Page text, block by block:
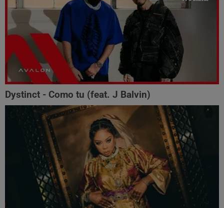
Dystinct - Como tu (feat. J Balvin)